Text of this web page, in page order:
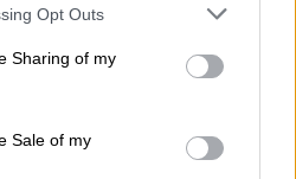
Opt Outs
Sharing of my
Sale of my
tus posibilidades de
estos botones